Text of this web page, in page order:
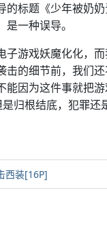
的标题《少年被奶
一种误导。
子游戏妖魔化化，
击的细节前，我们
因为这件事就把
归根结底，犯罪还
西装[16P]